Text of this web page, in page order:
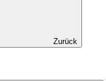
Zurück